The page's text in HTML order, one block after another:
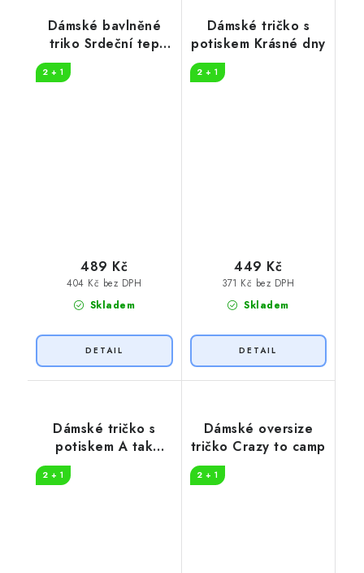
Dámské bavlněné
triko Srdeční tep
2 + 1
Skladem
404 Kč bez DPH
489 Kč
Dámské tričko s
potiskem Krásné dny
2 + 1
Skladem
371 Kč bez DPH
449 Kč
Dámské tričko s
potiskem A tak
začíná dobrodružství
2 + 1
Dámské oversize
tričko Crazy to camp
2 + 1